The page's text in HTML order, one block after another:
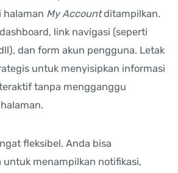
halaman My Accountditampilkan.
link navigasi (seperti
dan form akun pengguna. Letak
untuk menyisipkan informasi
tanpa mengganggu
fleksibel. Anda bisa
menampilkan notifikasi,